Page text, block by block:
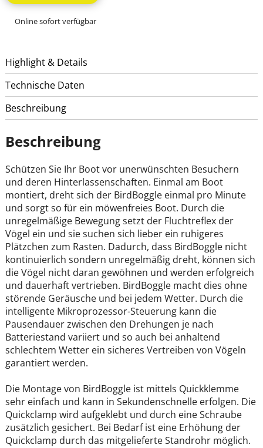
Online sofort verfügbar
Highlight & Details
Technische Daten
Beschreibung
Beschreibung
Schützen Sie Ihr Boot vor unerwünschten Besuchern
und deren Hinterlassenschaften. Einmal am Boot
montiert, dreht sich der BirdBoggle einmal pro Minute
und sorgt so für ein möwenfreies Boot. Durch die
unregelmäßige Bewegung setzt der Fluchtreflex der
Vögel ein und sie suchen sich lieber ein ruhigeres
Plätzchen zum Rasten. Dadurch, dass BirdBoggle nicht
kontinuierlich sondern unregelmäßig dreht, können sich
die Vögel nicht daran gewöhnen und werden erfolgreich
und dauerhaft vertrieben. BirdBoggle macht dies ohne
störende Geräusche und bei jedem Wetter. Durch die
intelligente Mikroprozessor-Steuerung kann die
Pausendauer zwischen den Drehungen je nach
Batteriestand variiert und so auch bei anhaltend
schlechtem Wetter ein sicheres Vertreiben von Vögeln
garantiert werden.
Die Montage von BirdBoggle ist mittels Quickklemme
sehr einfach und kann in Sekundenschnelle erfolgen. Die
Quickclamp wird aufgeklebt und durch eine Schraube
zusätzlich gesichert. Bei Bedarf ist eine Erhöhung der
Quickclamp durch das mitgelieferte Standrohr möglich.